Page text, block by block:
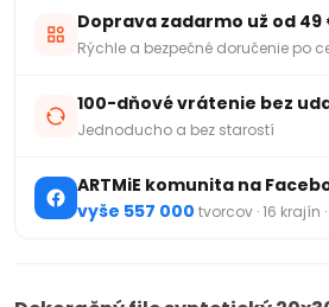
Doprava zadarmo už od 49
Rýchle a bezpečné doručenie po
100-dňové vrátenie bez
Jednoducho a bez starostí
ARTMiE komunita na
vyše 557 000 tvorcov · 16 krajín